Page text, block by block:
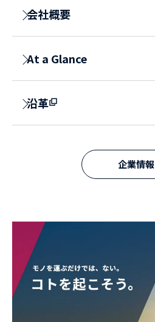
会社概要
At a Glance
沿革
企業情報